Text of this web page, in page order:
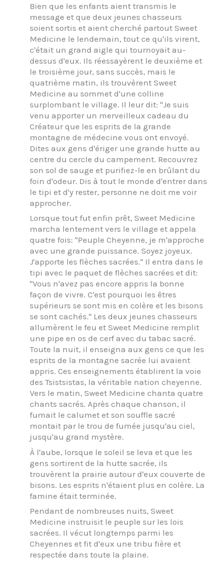
Bien que les enfants aient transmis le
message et que deux jeunes chasseurs
soient sortis et aient cherché partout Sweet
Medicine le lendemain, tout ce qu'ils virent,
c'était un grand aigle qui tournoyait au-
dessus d'eux. Ils réessayèrent le deuxième et
le troisième jour, sans succès, mais le
quatrième matin, ils trouvèrent Sweet
Medicine au sommet d'une colline
surplombant le village. Il leur dit: "Je suis
venu apporter un merveilleux cadeau du
Créateur que les esprits de la grande
montagne de médecine vous ont envoyé.
Dites aux gens d'ériger une grande hutte au
centre du cercle du campement. Recouvrez
son sol de sauge et purifiez-le en brûlant du
foin d'odeur. Dis à tout le monde d'entrer dans
le tipi et d'y rester, personne ne doit me voir
approcher.
Lorsque tout fut enfin prêt, Sweet Medicine
marcha lentement vers le village et appela
quatre fois: "Peuple Cheyenne, je m'approche
avec une grande puissance. Soyez joyeux.
J'apporte les flèches sacrées." Il entra dans le
tipi avec le paquet de flèches sacrées et dit:
"Vous n'avez pas encore appris la bonne
façon de vivre. C'est pourquoi les êtres
supérieurs se sont mis en colère et les bisons
se sont cachés." Les deux jeunes chasseurs
allumèrent le feu et Sweet Medicine remplit
une pipe en os de cerf avec du tabac sacré.
Toute la nuit, il enseigna aux gens ce que les
esprits de la montagne sacrée lui avaient
appris. Ces enseignements établirent la voie
des Tsistsistas, la véritable nation cheyenne.
Vers le matin, Sweet Medicine chanta quatre
chants sacrés. Après chaque chanson, il
fumait le calumet et son souffle sacré
montait par le trou de fumée jusqu'au ciel,
jusqu'au grand mystère.
À l'aube, lorsque le soleil se leva et que les
gens sortirent de la hutte sacrée, ils
trouvèrent la prairie autour d'eux couverte de
bisons. Les esprits n'étaient plus en colère. La
famine était terminée.
Pendant de nombreuses nuits, Sweet
Medicine instruisit le peuple sur les lois
sacrées. Il vécut longtemps parmi les
Cheyennes et fit d'eux une tribu fière et
respectée dans toute la plaine.